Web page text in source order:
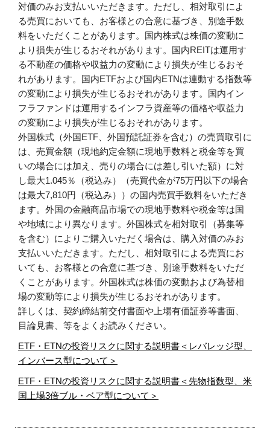
対価のみお支払いいただきます。ただし、相対取引によ
る売買においても、お客様との合意に基づき、別途手数
料をいただくことがあります。国内株式は株価の変動に
より損失が生じるおそれがあります。国内REITは運用す
る不動産の価格や収益力の変動により損失が生じるおそ
れがあります。国内ETFおよび国内ETNは連動する指数等
の変動により損失が生じるおそれがあります。国内イン
フラファンドは運用するインフラ資産等の価格や収益力
の変動により損失が生じるおそれがあります。
外国株式（外国ETF、外国預託証券を含む）の売買取引に
は、売買金額（現地約定金額に現地手数料と税金等を買
いの場合には加え、売りの場合には差し引いた額）に対
し最大1.045％（税込み）（売買代金が75万円以下の場合
は最大7,810円（税込み））の国内売買手数料をいただき
ます。外国の金融商品市場での現地手数料や税金等は国
や地域により異なります。外国株式を相対取引（募集等
を含む）によりご購入いただく場合は、購入対価のみお
支払いいただきます。ただし、相対取引による売買にお
いても、お客様との合意に基づき、別途手数料をいただ
くことがあります。外国株式は株価の変動および為替相
場の変動等により損失が生じるおそれがあります。
詳しくは、契約締結前交付書面や上場有価証券等書面、
目論見書、等をよくお読みください。
ETF・ETNの投資リスクに関する説明書＜レバレッジ型、
インバース型について＞
ETF・ETNの投資リスクに関する説明書＜先物指数型、米
国上場3倍ブル・ベア型について＞